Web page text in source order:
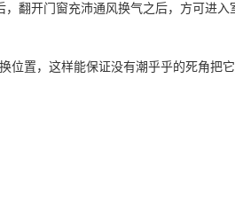
翻开门窗充沛通风换气之后，方可进
位置，这样能保证没有潮乎乎的死角把